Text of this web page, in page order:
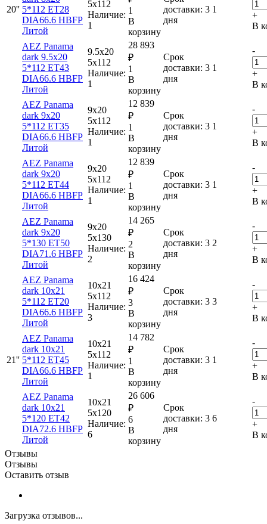
20'' 5*112 ET28
DIA66.6 HBFP
Литой
5x112
Наличие:
1
1
В
корзину
доставки: 3
дня
1
+
В
AEZ Panama
dark 9.5x20
5*112 ET43
DIA66.6 HBFP
Литой
9.5x20
5x112
Наличие:
1
28 893
₽
1
В
корзину
Срок
доставки: 3
дня
1
-
+
В
AEZ Panama
dark 9x20
5*112 ET35
DIA66.6 HBFP
Литой
9x20
5x112
Наличие:
1
12 839
₽
1
В
корзину
Срок
доставки: 3
дня
1
-
+
В
AEZ Panama
dark 9x20
5*112 ET44
DIA66.6 HBFP
Литой
9x20
5x112
Наличие:
1
12 839
₽
1
В
корзину
Срок
доставки: 3
дня
1
-
+
В
AEZ Panama
dark 9x20
5*130 ET50
DIA71.6 HBFP
Литой
9x20
5x130
Наличие:
2
14 265
₽
2
В
корзину
Срок
доставки: 3
дня
2
-
+
В
21''
AEZ Panama
dark 10x21
5*112 ET20
DIA66.6 HBFP
Литой
10x21
5x112
Наличие:
3
16 424
₽
3
В
корзину
Срок
доставки: 3
дня
3
-
+
В
AEZ Panama
dark 10x21
5*112 ET45
DIA66.6 HBFP
Литой
10x21
5x112
Наличие:
1
14 782
₽
1
В
корзину
Срок
доставки: 3
дня
1
-
+
В
AEZ Panama
dark 10x21
5*120 ET42
DIA72.6 HBFP
Литой
10x21
5x120
Наличие:
6
26 606
₽
6
В
корзину
Срок
доставки: 3
дня
6
-
+
В
Отзывы
Отзывы
Оставить отзыв
Загрузка отзывов...